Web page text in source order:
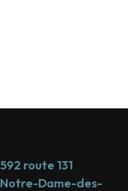
592 route 131
Notre-Dame-des-